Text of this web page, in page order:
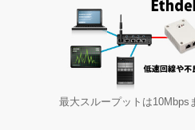
最大スループットは10Mbps